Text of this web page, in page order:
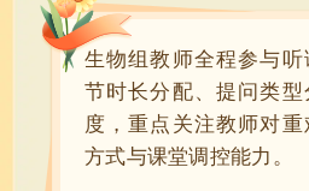
生物组教师全程参与
节时长分配、提问类
度，重点关注教师对
方式与课堂调控能力。